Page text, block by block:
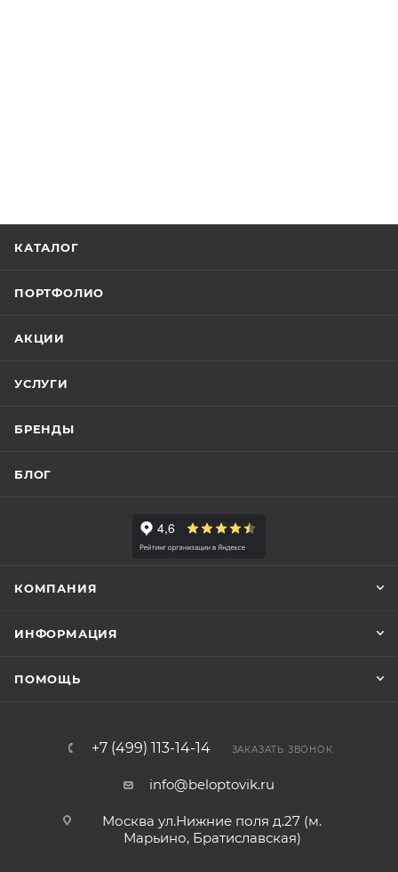
КАТАЛОГ
ПОРТФОЛИО
АКЦИИ
УСЛУГИ
БРЕНДЫ
БЛОГ
КОМПАНИЯ
ИНФОРМАЦИЯ
ПОМОЩЬ
+7 (499) 113-14-14 ЗАКАЗАТЬ ЗВОНОК
info@beloptovik.ru
Москва ул.Нижние поля д.27 (м.
Марьино, Братиславская)